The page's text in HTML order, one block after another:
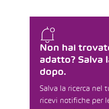
Non hai
adatto? Salva
dopo.
Salva la ricerca nel
ricevi notifiche per